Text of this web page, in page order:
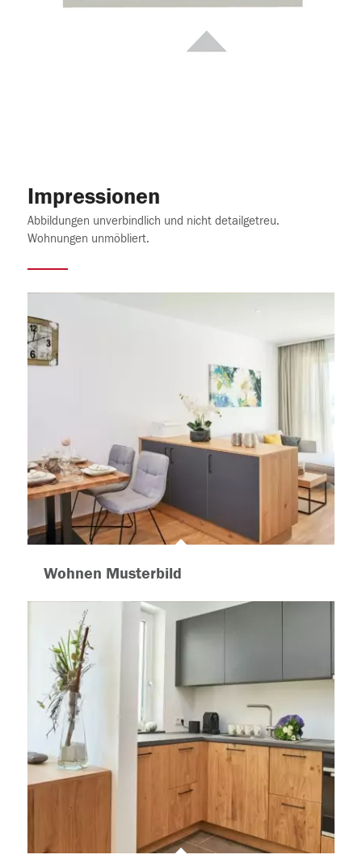
Impressionen
Abbildungen unverbindlich und nicht detailgetreu.
Wohnungen unmöbliert.
Wohnen Musterbild